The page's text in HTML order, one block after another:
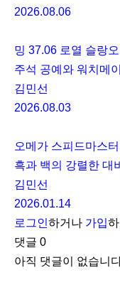
2026.08.06
밍 37.06 로열 슬랑
주석 공예와 워치메
김민선
2026.08.03
오메가 스피드마스
흑과 백의 강렬한 대비
김민선
2026.01.14
로그인하거나 가입
댓글 0
아직 댓글이 없습니